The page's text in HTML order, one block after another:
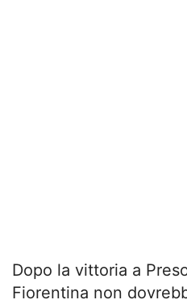
Dopo la vittoria a
Fiorentina non